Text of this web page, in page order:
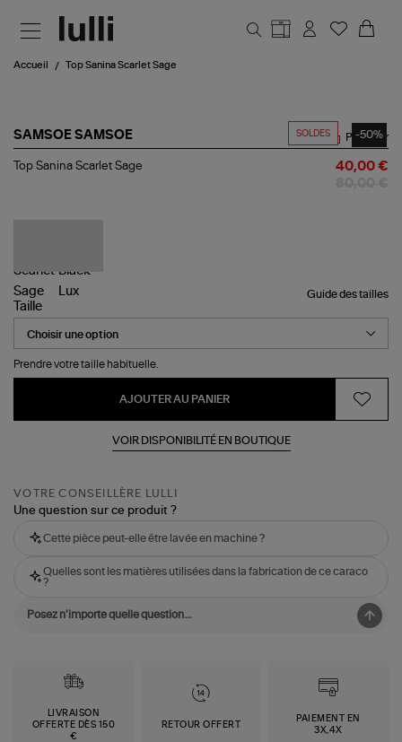
Accueil Top Sanina Scarlet Sage
SOLDES -50%
SAMSOE SAMSOE
Top
Partager
Top Sanina Scarlet Sage 40,00 €
Guide des tailles
Taille
Prendre votre taille habituelle.
AJOUTER AU PANIER
VOIR DISPONIBILITÉ EN BOUTIQUE
VOTRE CONSEILLÈRE LULLI
Une question sur ce produit ?
Cette pièce peut-elle être lavée en machine ?
Quelles sont les matières utilisées dans la fabrication de ce caraco
?
LIVRAISON
OFFERTE DÈS 150
€
RETOUR OFFERT
PAIEMENT EN
3X,4X